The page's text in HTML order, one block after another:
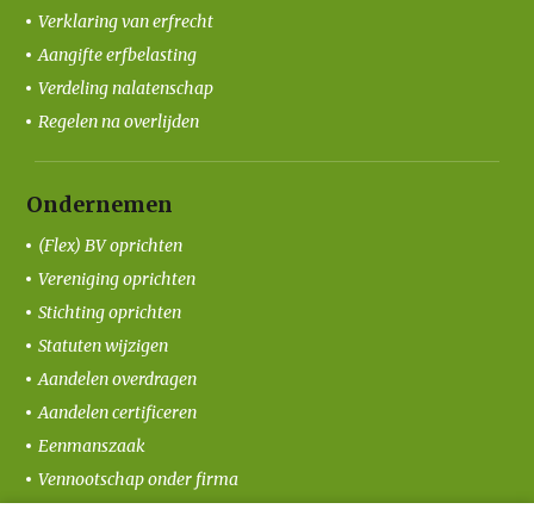
Verklaring van erfrecht
Aangifte erfbelasting
Verdeling nalatenschap
Regelen na overlijden
Ondernemen
(Flex) BV oprichten
Vereniging oprichten
Stichting oprichten
Statuten wijzigen
Aandelen overdragen
Aandelen certificeren
Eenmanszaak
Vennootschap onder firma